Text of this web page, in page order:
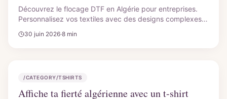
Découvrez le flocage DTF en Algérie pour entreprises.
Personnalisez vos textiles avec des designs complexes,
votre marque avec CutyCollection.
30 juin 2026·8 min
/CATEGORY/TSHIRTS
Affiche ta fierté algérienne avec un t-shirt